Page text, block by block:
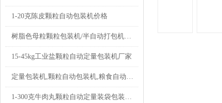
1-20克陈皮颗粒自动包装机价格
树脂色母粒颗粒包装机/半自动打包机厂家定制
15-45kg工业盐颗粒自动定量包装机厂家
定量包装机,颗粒自动包装机,粮食自动包装机批发|设备
1-300克牛肉丸颗粒自动定量装袋包装机设备